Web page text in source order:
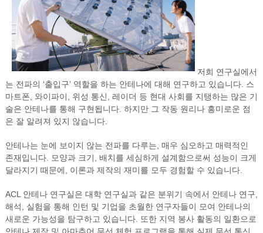
저희 연구실에서
는 전파의 ‘출입구’ 역할을 하는 안테나에 대해 연구하고 있습니다. 스
마트폰, 와이파이, 위성 통신, 레이더 등 현대 사회를 지탱하는 많은 기
술은 안테나를 통해 구현됩니다. 하지만 그 작동 원리나 흥미로운 점
은 잘 알려져 있지 않습니다.
안테나는 눈에 보이지 않는 전파를 다루는, 매우 심오하고 매력적인
존재입니다. 모양과 크기, 배치를 세심하게 설계함으로써 성능이 크게
달라지기 때문에, 이론과 제작의 재미를 모두 경험할 수 있습니다.
ACL 안테나 연구실은 대학 연구실과 같은 분위기 속에서 안테나 연구,
해석, 실험을 통해 인턴 및 기업을 초월한 연구자들이 모여 안테나의
새로운 가능성을 탐구하고 있습니다. 또한 지역 봉사 활동의 일환으로